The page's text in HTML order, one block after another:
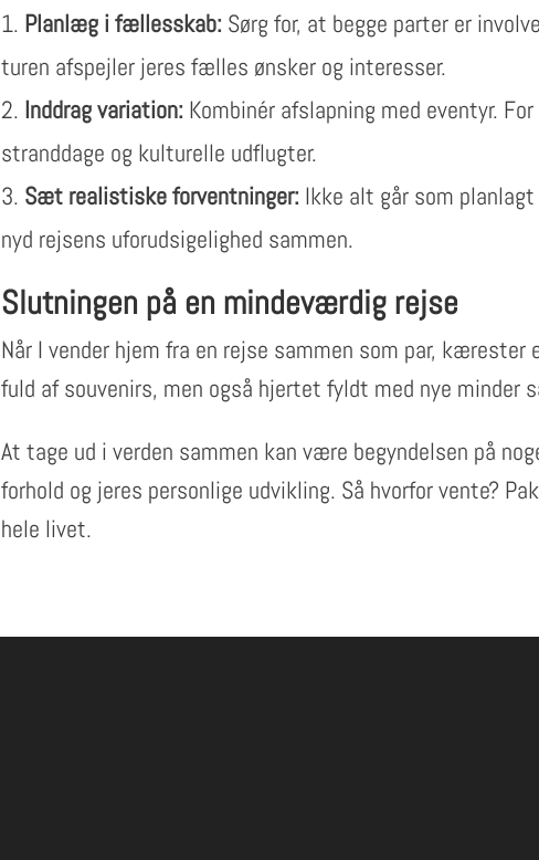
Planlæg i fællesskab: Sørg for, at begge parter er
turen afspejler jeres fælles ønsker og interesser.
Inddrag variation: Kombinér afslapning med eventyr.
stranddage og kulturelle udflugter.
Sæt realistiske forventninger: Ikke alt går som
nyd rejsens uforudsigelighed sammen.
Slutningen på en mindeværdig rejse
Når I vender hjem fra en rejse sammen som par,
fuld af souvenirs, men også hjertet fyldt med nye minder
At tage ud i verden sammen kan være begyndelsen på
forhold og jeres personlige udvikling. Så hvorfor vente?
hele livet.